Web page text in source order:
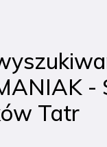
-
Tatr